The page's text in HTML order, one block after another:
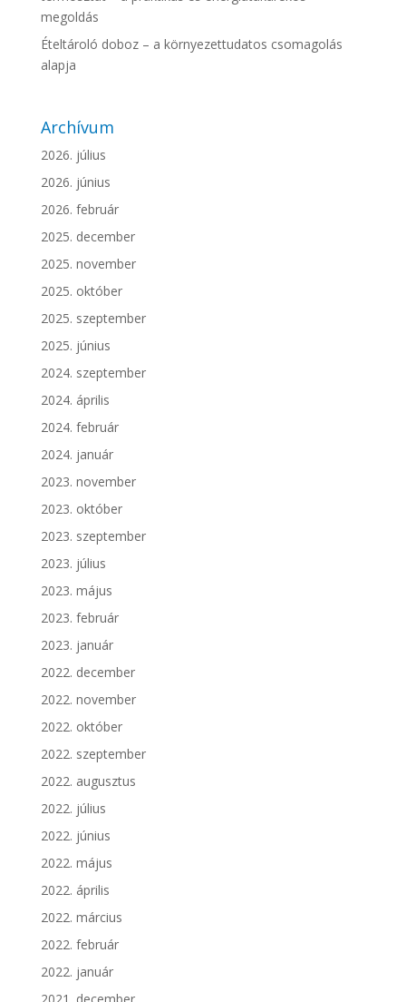
megoldás
Ételtároló doboz – a környezettudatos csomagolás
alapja
Archívum
2026. július
2026. június
2026. február
2025. december
2025. november
2025. október
2025. szeptember
2025. június
2024. szeptember
2024. április
2024. február
2024. január
2023. november
2023. október
2023. szeptember
2023. július
2023. május
2023. február
2023. január
2022. december
2022. november
2022. október
2022. szeptember
2022. augusztus
2022. július
2022. június
2022. május
2022. április
2022. március
2022. február
2022. január